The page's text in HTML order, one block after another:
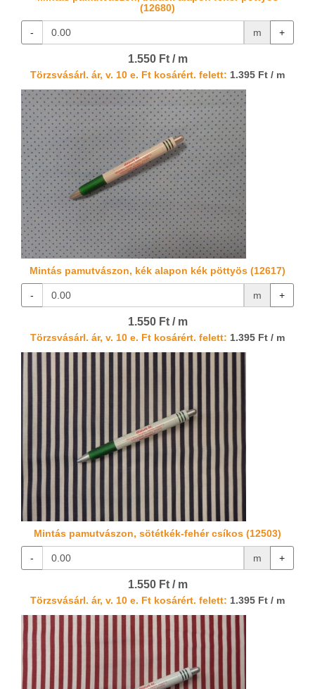
(12680)
- m +
1.550 Ft / m
Törzsvásárl. ár, v. 10 e. Ft kosárért. felett: 1.395 Ft / m
Mintás pamutvászon, kék alapon kék pöttyös (12617)
- m +
1.550 Ft / m
Törzsvásárl. ár, v. 10 e. Ft kosárért. felett: 1.395 Ft / m
Mintás pamutvászon, sötétkék-fehér csíkos (12503)
- m +
1.550 Ft / m
Törzsvásárl. ár, v. 10 e. Ft kosárért. felett: 1.395 Ft / m